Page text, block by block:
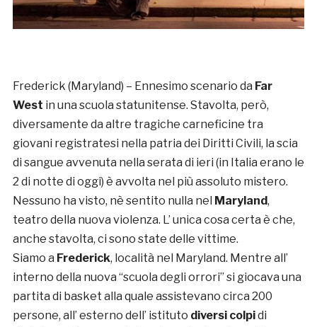
Frederick (Maryland) – Ennesimo scenario da Far
West in una scuola statunitense. Stavolta, però,
diversamente da altre tragiche carneficine tra
giovani registratesi nella patria dei Diritti Civili, la scia
di sangue avvenuta nella serata di ieri (in Italia erano le
2 di notte di oggi) è avvolta nel più assoluto mistero.
Nessuno ha visto, nè sentito nulla nel Maryland,
teatro della nuova violenza. L’ unica cosa certa è che,
anche stavolta, ci sono state delle vittime.
Siamo a Frederick, località nel Maryland. Mentre all’
interno della nuova “scuola degli orrori” si giocava una
partita di basket alla quale assistevano circa 200
persone, all’ esterno dell’ istituto diversi colpidi